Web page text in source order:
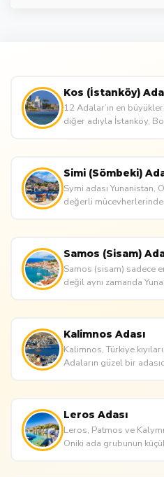
Kos (İstanköy)
12 Adalar’ın en
diğer adıyla İstanköy,
Simi (Sömbeki)
Symi adası Yunanistan,
değerli
Samos (Sisam)
Samos (sisam) sadece
değil aynı zamanda
Kalimnos Adası
Kalimnos, Türkiye
Adaların güzel bir
Leros Adası
Leros, Patmos ve
Oniki ada grubunun